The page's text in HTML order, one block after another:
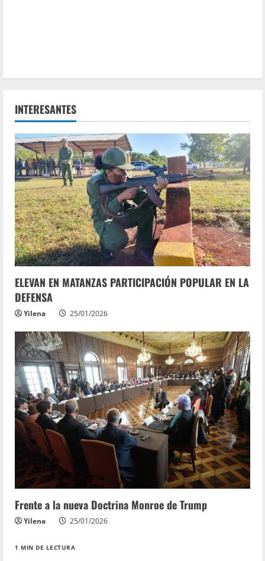
INTERESANTES
ELEVAN EN MATANZAS PARTICIPACIÓN POPULAR EN LA
DEFENSA
Yilena 25/01/2026
Frente a la nueva Doctrina Monroe de Trump
Yilena 25/01/2026
1 MIN DE LECTURA